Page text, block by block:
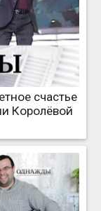
счастье
Королёвой